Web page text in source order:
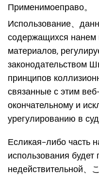
Применимоеправо。
Использование、
содержащихся
материалов,
законодательством
принципов
связанные с этим
окончательному и
урегулированию в
Есликая-либо часть
использования будет
недействительной、